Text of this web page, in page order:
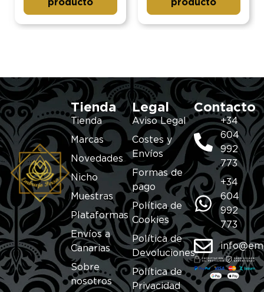
producto
producto
Tienda
Tienda
Marcas
Novedades
Nicho
Muestras
Plataformas
Envíos a
Canarias
Sobre
nosotros
Legal
Aviso Legal
Costes y
Envíos
Formas de
pago
Política de
Cookies
Política de
Devoluciones
Política de
Privacidad
Contacto
+34
604
992
773
+34
604
992
773